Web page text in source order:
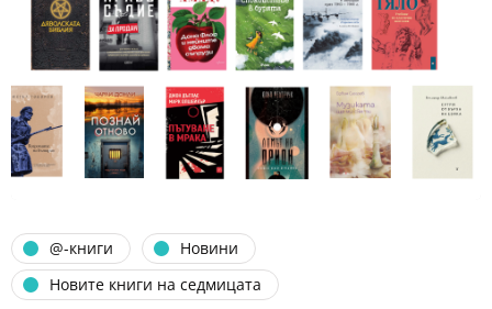
@-книги
Новини
Новите книги на седмицата